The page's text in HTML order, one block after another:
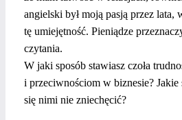
angielski był moją pasją przez lata,
tę umiejętność. Pieniądze
czytania.
W jaki sposób stawiasz czoła
i przeciwnościom w biznesie? Jakie
się nimi nie zniechęcić?